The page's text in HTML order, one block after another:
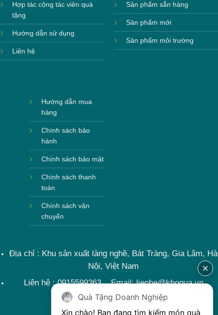
Hợp tác cộng tác viên quà
tặng
Hướng dẫn sử dụng
Liên hệ
Sản phẩm sẵn hàng
Sản phẩm mới
Sản phẩm môi trường
Hướng dẫn mua
hàng
Chính sách bảo
hành
Chính sách bảo mật
Chính sách thanh
toán
Chính sách vận
chuyển
Địa chỉ : Khu sản xuất làng nghề, Bát Tràng, Gia Lâm, Hà
Nội, Việt Nam
Liên hệ : 0915599363 Email: lienhe@khoqua.vn
Quà Tặng Doanh Nghiệp
Xin chào! Bạn đang tìm kiếm món quà